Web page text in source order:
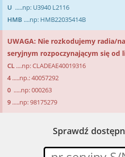
U .....np: U3940 L2116
HMB ....np: HMB22035414B
UWAGA: Nie rozkodujemy radia/
seryjnym rozpoczynającym się od
CL ....np: CLADEAE40019316
4.....np.: 40057292
0 .....np: 000263
9 .....np: 98175279
Sprawdź